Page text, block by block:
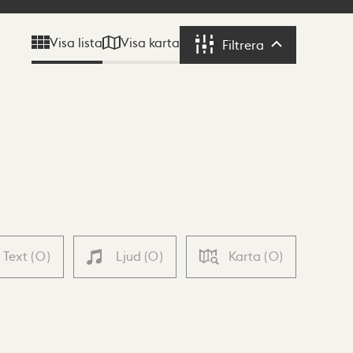
Visa lista Visa karta Filtrera Filtrera
Text (0) Ljud (0) Karta (0)